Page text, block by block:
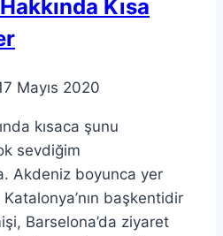
Kısa
Mayıs 2020
kısaca şunu
sevdiğim
Akdeniz boyunca yer
başkentidir
Barselona’da ziyaret